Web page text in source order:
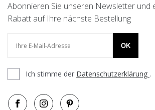
Abonnieren Sie unseren Newsletter und
Rabatt auf Ihre nächste Bestellung
OK
Ich stimme der Datenschutzerklärung .